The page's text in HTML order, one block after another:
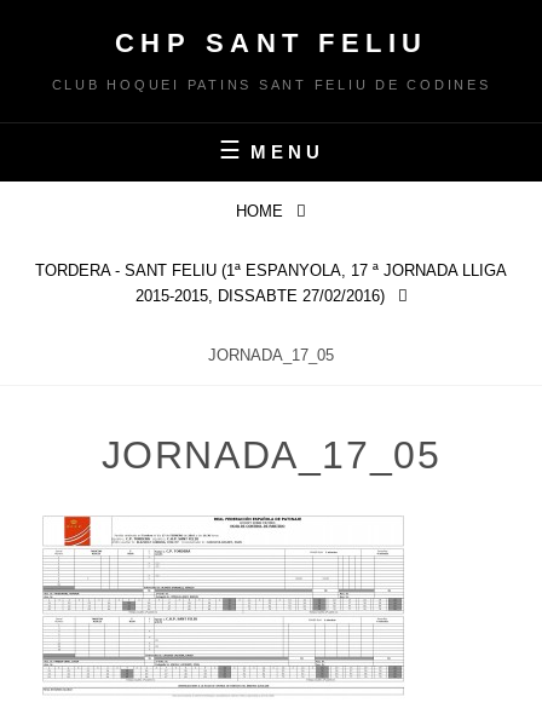
content
CHP SANT FELIU
CLUB HOQUEI PATINS SANT FELIU DE CODINES
MENU
HOME
TORDERA - SANT FELIU (1ª ESPANYOLA, 17 ª JORNADA LLIGA
2015-2015, DISSABTE 27/02/2016)
JORNADA_17_05
JORNADA_17_05